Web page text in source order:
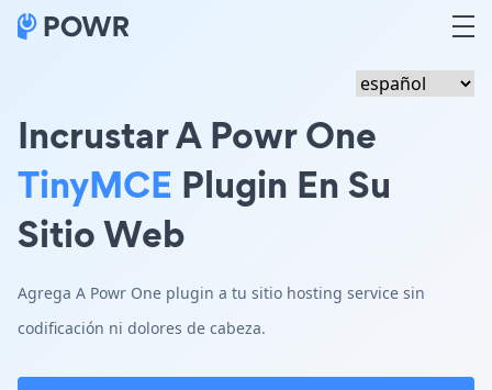
Incrustar A Powr One
TinyMCE Plugin En Su
Sitio Web
Agrega A Powr One plugin a tu sitio hosting service sin
codificación ni dolores de cabeza.